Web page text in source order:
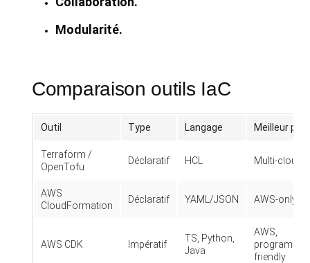
Modularité.
Comparaison outils IaC
Outil Type Langage Meilleur pour
Terraform /
OpenTofu
Déclaratif HCL Multi-cloud
AWS
CloudFormation
Déclaratif YAML/JSON AWS-only
AWS CDK Impératif
TS, Python,
Java
AWS,
friendly